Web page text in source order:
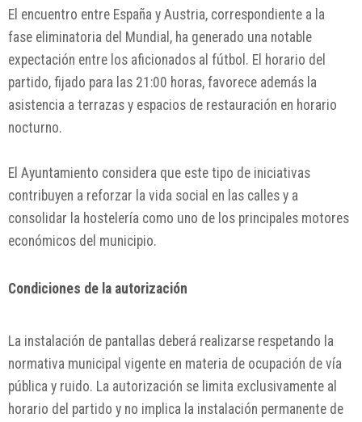
El encuentro entre España y Austria, correspondiente a la
fase eliminatoria del Mundial, ha generado una notable
expectación entre los aficionados al fútbol. El horario del
partido, fijado para las 21:00 horas, favorece además la
asistencia a terrazas y espacios de restauración en horario
nocturno.
El Ayuntamiento considera que este tipo de iniciativas
contribuyen a reforzar la vida social en las calles y a
consolidar la hostelería como uno de los principales motores
económicos del municipio.
Condiciones de la autorización
La instalación de pantallas deberá realizarse respetando la
normativa municipal vigente en materia de ocupación de vía
pública y ruido. La autorización se limita exclusivamente al
horario del partido y no implica la instalación permanente de